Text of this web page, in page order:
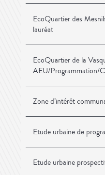
EcoQuartier des
lauréat
EcoQuartier de la
AEU/Programmation/
Zone d’intérêt
Etude urbaine de
Etude urbaine